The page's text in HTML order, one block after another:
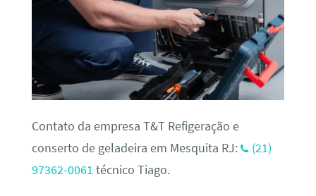
Contato da empresa T&T Refigeração e
conserto de geladeira em Mesquita RJ:
(21)
97362-0061 técnico Tiago.